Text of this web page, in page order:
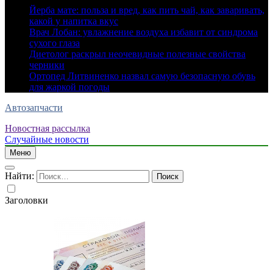
Йерба мате: польза и вред, как пить чай, как заваривать,
какой у напитка вкус
Врач Лобан: увлажнение воздуха избавит от синдрома
сухого глаза
Диетолог раскрыл неочевидные полезные свойства
черники
Ортопед Литвиненко назвал самую безопасную обувь
для жаркой погоды
Автозапчасти
Новостная рассылка
Случайные новости
Меню
Найти:
Заголовки